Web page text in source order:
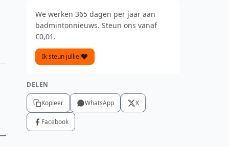
We werken 365 dagen per jaar aan
badmintonnieuws. Steun ons vanaf
€0,01.
Ik steun jullie!
DELEN
Kopieer WhatsApp X
Facebook